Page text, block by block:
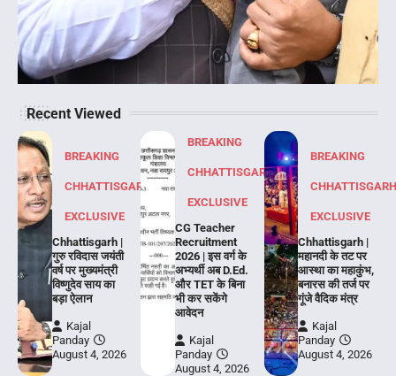
Recent Viewed
BREAKING
CHHATTISGARH
EXCLUSIVE
Chhattisgarh |
गुरु रविदास जयंती
वर्ष पर मुख्यमंत्री
विष्णुदेव साय का
बड़ा ऐलान
Kajal
Panday
August 4, 2026
BREAKING
CHHATTISGARH
EXCLUSIVE
CG Teacher
Recruitment
2026 | इस वर्ग के
अभ्यर्थी अब D.Ed.
और TET के बिना
भी कर सकेंगे
आवेदन
Kajal
Panday
August 4, 2026
BREAKING
EXCLUSIVE
Chhattisgarh |
महानदी के तट पर
आस्था का महाकुंभ,
बनारस की तर्ज पर
गूंजे वैदिक मंत्र
Kajal
Panday
August 4, 2026